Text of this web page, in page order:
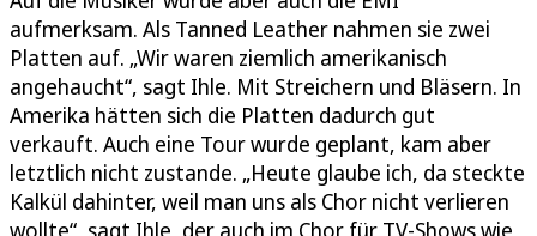
aufmerksam. Als Tanned Leather nahmen sie zwei
Platten auf. „Wir waren ziemlich amerikanisch
angehaucht“, sagt Ihle. Mit Streichern und Bläsern. In
Amerika hätten sich die Platten dadurch gut
verkauft. Auch eine Tour wurde geplant, kam aber
letztlich nicht zustande. „Heute glaube ich, da steckte
Kalkül dahinter, weil man uns als Chor nicht verlieren
wollte“, sagt Ihle, der auch im Chor für TV-Shows wie